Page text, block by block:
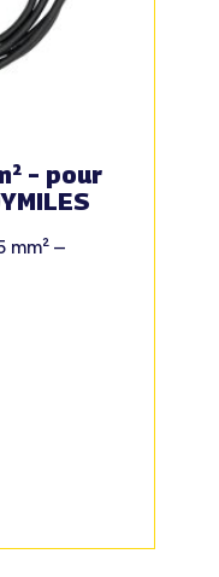
– pour
mm² –